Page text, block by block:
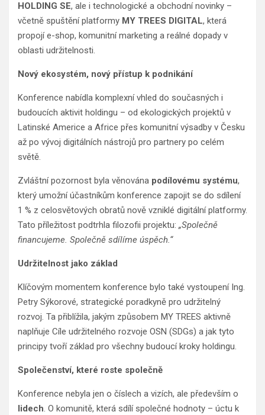
HOLDING SE, ale i technologické a obchodní novinky –
včetně spuštění platformy MY TREES DIGITAL, která
propojí e-shop, komunitní marketing a reálné dopady v
oblasti udržitelnosti.
Nový ekosystém, nový přístup k podnikání
Konference nabídla komplexní vhled do současných i
budoucích aktivit holdingu – od ekologických projektů v
Latinské Americe a Africe přes komunitní výsadby v Česku
až po vývoj digitálních nástrojů pro partnery po celém
světě.
Zvláštní pozornost byla věnována podílovému systému,
který umožní účastníkům konference zapojit se do sdílení
1 % z celosvětových obratů nově vzniklé digitální platformy.
Tato příležitost podtrhla filozofii projektu: „Společně
financujeme. Společně sdílíme úspěch.“
Udržitelnost jako základ
Klíčovým momentem konference bylo také vystoupení Ing.
Petry Sýkorové, strategické poradkyně pro udržitelný
rozvoj. Ta přiblížila, jakým způsobem MY TREES aktivně
naplňuje Cíle udržitelného rozvoje OSN (SDGs) a jak tyto
principy tvoří základ pro všechny budoucí kroky holdingu.
Společenství, které roste společně
Konference nebyla jen o číslech a vizích, ale především o
lidech. O komunitě, která sdílí společné hodnoty – úctu k